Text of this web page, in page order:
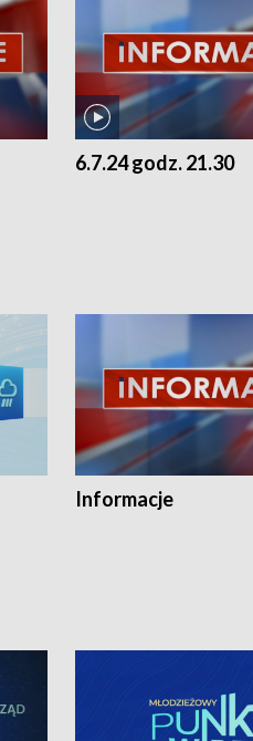
6.7.24 godz. 21.30
Informacje